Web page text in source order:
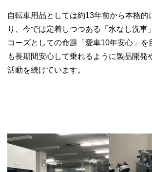
自転車用品としては約13年前から本格的
り、今では定着しつつある「水なし洗車
コーズとしての命題「愛車10年安心」を
も長期間安心して乗れるように製品開発
活動を続けています。